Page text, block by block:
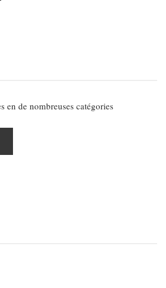
en de nombreuses catégories